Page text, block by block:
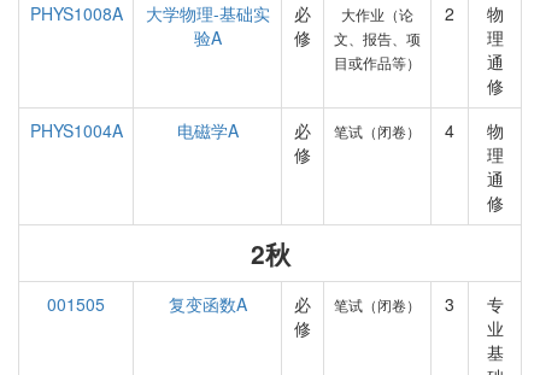
PHYS1008A
大学物理-基础实
验A
必
修
大作业（论
文、报告、项
目或作品等）
2
物
理
通
修
PHYS1004A
电磁学A
必
修
笔试（闭卷） 4
物
理
通
修
2秋
001505 复变函数A
必
修
笔试（闭卷） 3
专
业
基